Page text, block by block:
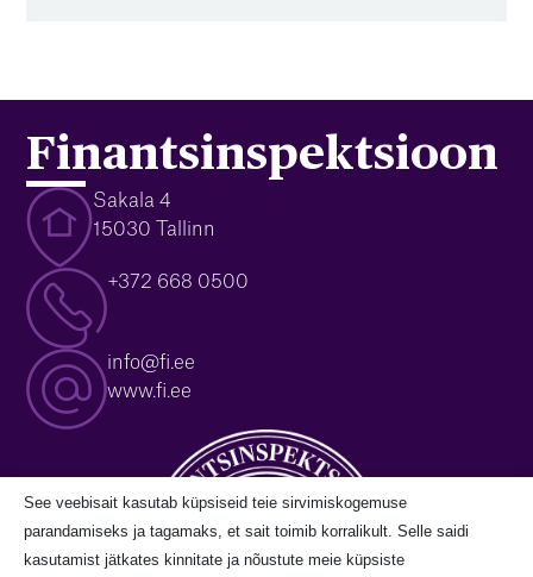
Finantsinspektsioon
Sakala 4
15030 Tallinn
+372 668 0500
info@fi.ee
www.fi.ee
See veebisait kasutab küpsiseid teie sirvimiskogemuse
parandamiseks ja tagamaks, et sait toimib korralikult. Selle saidi
kasutamist jätkates kinnitate ja nõustute meie küpsiste